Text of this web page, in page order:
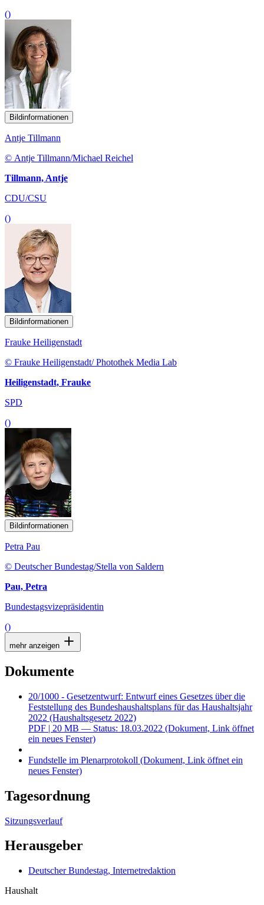
()
Bildinformationen
Antje Tillmann
© Antje Tillmann/Michael Reichel
Tillmann, Antje
CDU/CSU
()
Bildinformationen
Frauke Heiligenstadt
© Frauke Heiligenstadt/ Photothek Media Lab
Heiligenstadt, Frauke
SPD
()
Bildinformationen
Petra Pau
© Deutscher Bundestag/Stella von Saldern
Pau, Petra
Bundestagsvizepräsidentin
()
mehr anzeigen
Dokumente
20/1000 - Gesetzentwurf: Entwurf eines Gesetzes über die
Feststellung des Bundeshaushaltsplans für das Haushaltsjahr
2022 (Haushaltsgesetz 2022)
PDF | 20 MB — Status: 18.03.2022 (Dokument, Link öffnet
ein neues Fenster)
Fundstelle im Plenarprotokoll (Dokument, Link öffnet ein
neues Fenster)
Tagesordnung
Sitzungsverlauf
Herausgeber
Deutscher Bundestag, Internetredaktion
Haushalt